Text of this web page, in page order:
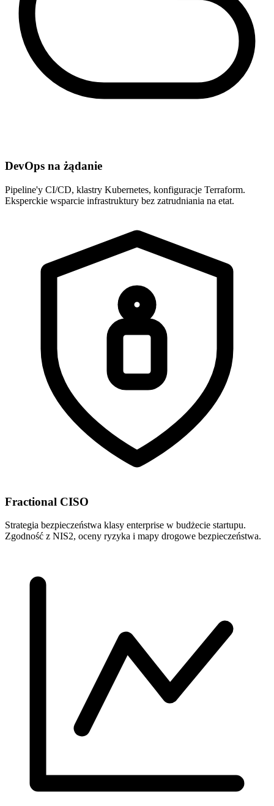
DevOps na żądanie
Pipeline'y CI/CD, klastry Kubernetes, konfiguracje Terraform.
Eksperckie wsparcie infrastruktury bez zatrudniania na etat.
Fractional CISO
Strategia bezpieczeństwa klasy enterprise w budżecie startupu.
Zgodność z NIS2, oceny ryzyka i mapy drogowe bezpieczeństwa.